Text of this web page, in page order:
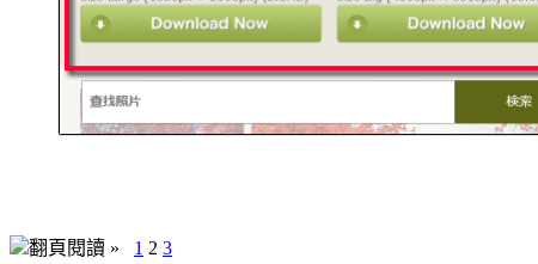
翻頁閱讀 » 1 2 3